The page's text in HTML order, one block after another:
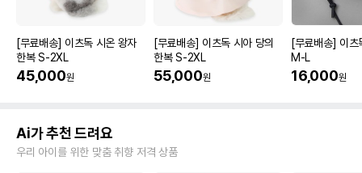
[무료배송] 이츠독 시온 왕자
한복 S-2XL
45,000원
[무료배송] 이츠독 시아 당의
한복 S-2XL
55,000원
[무료배송] 이츠
M-L
16,000원
Ai가 추천 드려요
우리 아이를 위한 맞춤 취향 저격 상품